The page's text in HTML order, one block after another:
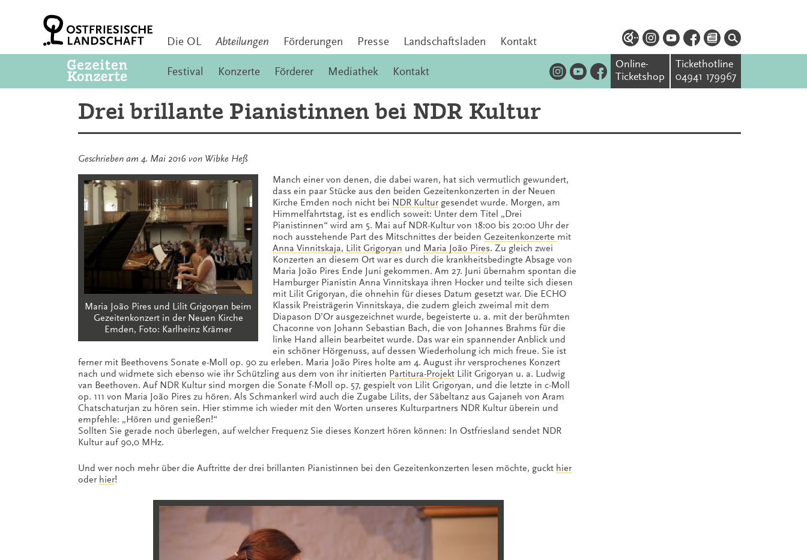
Die OL Abteilungen Förderungen Presse Landschaftsladen Kontakt
Festival Konzerte Förderer Mediathek Kontakt
Online-
Ticketshop
Tickethotline
04941 179967
Drei brillante Pianistinnen bei NDR Kultur
Geschrieben am 4. Mai 2016 von Wibke Heß
Maria João Pires und Lilit Grigoryan beim
Gezeitenkonzert in der Neuen Kirche
Emden, Foto: Karlheinz Krämer
Manch einer von denen, die dabei waren, hat sich vermutlich gewundert,
dass ein paar Stücke aus den beiden Gezeitenkonzerten in der Neuen
Kirche Emden noch nicht bei NDR Kulturgesendet wurde. Morgen, am
Himmelfahrtstag, ist es endlich soweit: Unter dem Titel „Drei
Pianistinnen“ wird am 5. Mai auf NDR-Kultur von 18:00 bis 20:00 Uhr der
noch ausstehende Part des Mitschnittes der beiden Gezeitenkonzerte mit
Anna Vinnitskaja, Lilit Grigoryan und Maria João Pires. Zu gleich zwei
Konzerten an diesem Ort war es durch die krankheitsbedingte Absage von
Maria João Pires Ende Juni gekommen. Am 27. Juni übernahm spontan die
Hamburger Pianistin Anna Vinnitskaya ihren Hocker und teilte sich diesen
mit Lilit Grigoryan, die ohnehin für dieses Datum gesetzt war. Die ECHO
Klassik Preisträgerin Vinnitskaya, die zudem gleich zweimal mit dem
Diapason D’Or ausgezeichnet wurde, begeisterte u. a. mit der berühmten
Chaconne von Johann Sebastian Bach, die von Johannes Brahms für die
linke Hand allein bearbeitet wurde. Das war ein spannender Anblick und
ein schöner Hörgenuss, auf dessen Wiederholung ich mich freue. Sie ist
ferner mit Beethovens Sonate e-Moll op. 90 zu erleben. Maria João Pires holte am 4. August ihr versprochenes Konzert
nach und widmete sich ebenso wie ihr Schützling aus dem von ihr initierten Partitura-Projekt Lilit Grigoryan u. a. Ludwig
van Beethoven. Auf NDR Kultur sind morgen die Sonate f-Moll op. 57, gespielt von Lilit Grigoryan, und die letzte in c-Moll
op. 111 von Maria João Pires zu hören. Als Schmankerl wird auch die Zugabe Lilits, der Säbeltanz aus Gajaneh von Aram
Chatschaturjan zu hören sein. Hier stimme ich wieder mit den Worten unseres Kulturpartners NDR Kultur überein und
empfehle: „Hören und genießen!“
Sollten Sie gerade noch überlegen, auf welcher Frequenz Sie dieses Konzert hören können: In Ostfriesland sendet NDR
Kultur auf 90,0 MHz.
Und wer noch mehr über die Auftritte der drei brillanten Pianistinnen bei den Gezeitenkonzerten lesen möchte, guckt hier
oder hier!